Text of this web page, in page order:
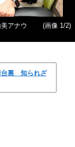
アナウ
(画像 1/2)
台裏 知られざ